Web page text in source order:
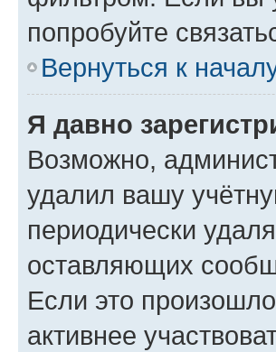
попробуйте
Вернуться к
Я давно
Возможно,
удалил вашу
периодически
оставляющих
Если это
активнее